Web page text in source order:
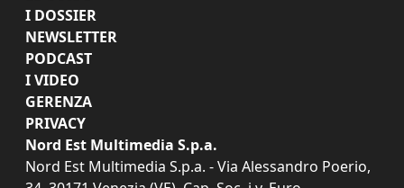
I DOSSIER
NEWSLETTER
PODCAST
I VIDEO
GERENZA
PRIVACY
Nord Est Multimedia S.p.a.
Nord Est Multimedia S.p.a. - Via Alessandro Poerio,